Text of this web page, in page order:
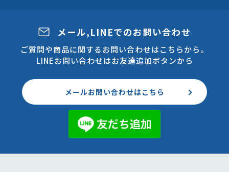
メール,LINEでのお問い合わせ
ご質問や商品に関するお問い合わせはこちらから。
LINEお問い合わせはお友達追加ボタンから
メールお問い合わせはこちら